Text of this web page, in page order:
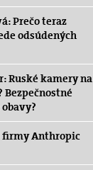
Prečo teraz
odsúdených
Ruské kamery na
Bezpečnostné
firmy Anthropic